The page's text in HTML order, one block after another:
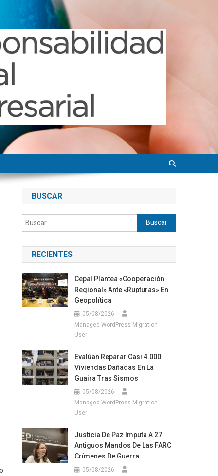
BUSCAR
Buscar:
RECIENTES
Cepal Plantea «cooperación
Regional» Ante «rupturas» En
Geopolítica
05/08/2026
Managed WordPress Migration
User
Evalúan Reparar Casi 4.000
Viviendas Dañadas En La
Guaira Tras Sismos
05/08/2026
Managed WordPress Migration
User
Justicia De Paz Imputa A 27
Antiguos Mandos De Las FARC
Crímenes De Guerra
05/08/2026